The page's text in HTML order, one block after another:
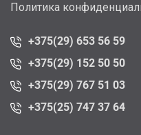
Политика
+375(29) 653 56 59
+375(29) 152 50 50
+375(29) 767 51 03
+375(25) 747 37 64